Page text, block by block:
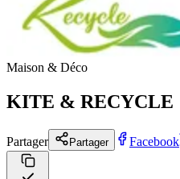
Maison & Déco
KITE & RECYCLE
Partager Partager Facebook